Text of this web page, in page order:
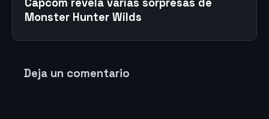
Monster Hunter Wilds
Deja un comentario